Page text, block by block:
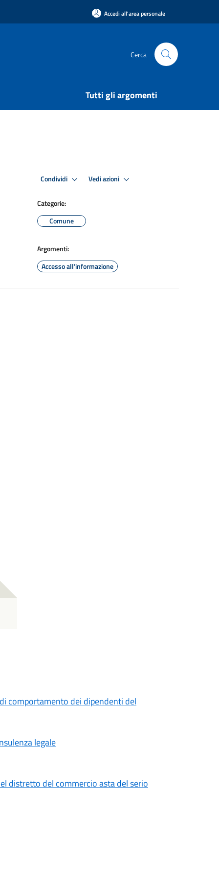
Accedi all'area personale
Cerca
Tutti gli argomenti
Condividi Vedi azioni
Categorie:
Comune
Argomenti:
Accesso all'informazione
comportamento dei dipendenti del
legale
distretto del commercio asta del serio